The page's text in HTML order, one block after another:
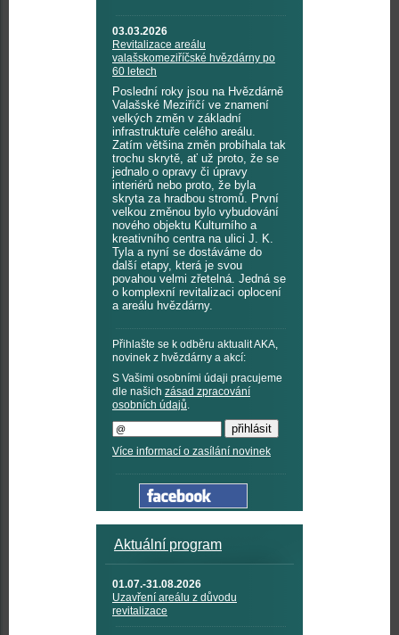
03.03.2026
Revitalizace areálu
valašskomeziříčské hvězdárny po
60 letech
Poslední roky jsou na Hvězdárně
Valašské Meziříčí ve znamení
velkých změn v základní
infrastruktuře celého areálu.
Zatím většina změn probíhala tak
trochu skrytě, ať už proto, že se
jednalo o opravy či úpravy
interiérů nebo proto, že byla
skryta za hradbou stromů. První
velkou změnou bylo vybudování
nového objektu Kulturního a
kreativního centra na ulici J. K.
Tyla a nyní se dostáváme do
další etapy, která je svou
povahou velmi zřetelná. Jedná se
o komplexní revitalizaci oplocení
a areálu hvězdárny.
Přihlašte se k odběru aktualit AKA,
novinek z hvězdárny a akcí:
S Vašimi osobními údaji pracujeme
dle našich zásad zpracování
osobních údajů.
Více informací o zasílání novinek
Aktuální program
01.07.-31.08.2026
Uzavření areálu z důvodu
revitalizace